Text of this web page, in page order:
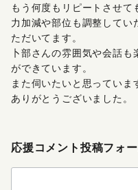
もう何度もリピートさせて
力加減や部位も調整してい
ただいてます。
卜部さんの雰囲気や会話
ができています。
また伺いたいと思っていま
ありがとうございました。
応援コメント投稿フォ